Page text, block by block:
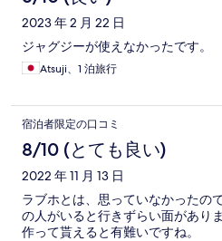
2023 年 2 月 22 日
ジャグジーが使えなかったです。
Atsuji、1 泊旅行
宿泊者限定の口コミ
8/10 (とても良い)
2022 年 11 月 13 日
ラブホとは、思っていなかったの
の人がいると行きずらい面があり
作って貰えると有難いですね。